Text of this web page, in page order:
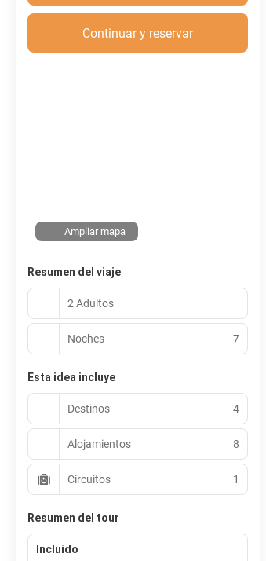
Continuar y reservar
Ampliar mapa
Resumen del viaje
2 Adultos
Noches 7
Esta idea incluye
Destinos 4
Alojamientos 8
Circuitos 1
Resumen del tour
Incluido